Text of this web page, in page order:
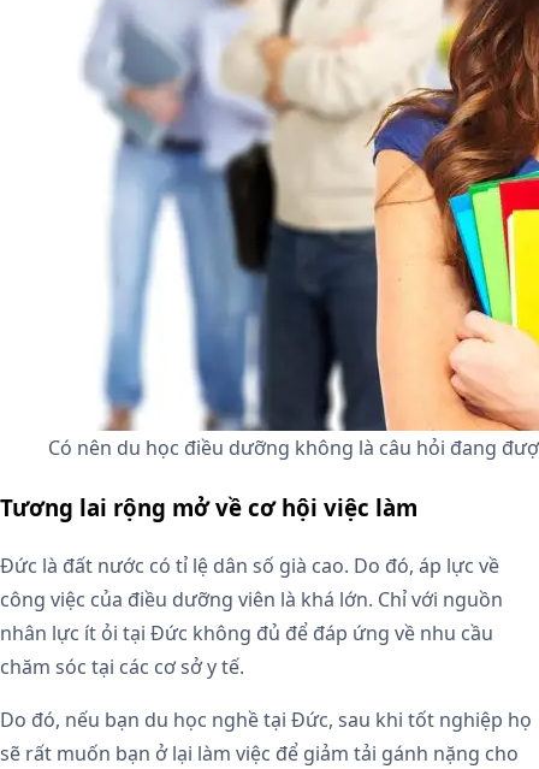
Có nên du học điều dưỡng không là câu hỏi đang
Tương lai rộng mở về cơ hội việc làm
Đức là đất nước có tỉ lệ dân số già cao. Do đó, áp lực về
công việc của điều dưỡng viên là khá lớn. Chỉ với nguồn
nhân lực ít ỏi tại Đức không đủ để đáp ứng về nhu cầu
chăm sóc tại các cơ sở y tế.
Do đó, nếu bạn du học nghề tại Đức, sau khi tốt nghiệp họ
sẽ rất muốn bạn ở lại làm việc để giảm tải gánh nặng cho